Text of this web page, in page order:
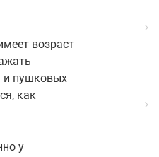
возраст
и пушковых
как
у